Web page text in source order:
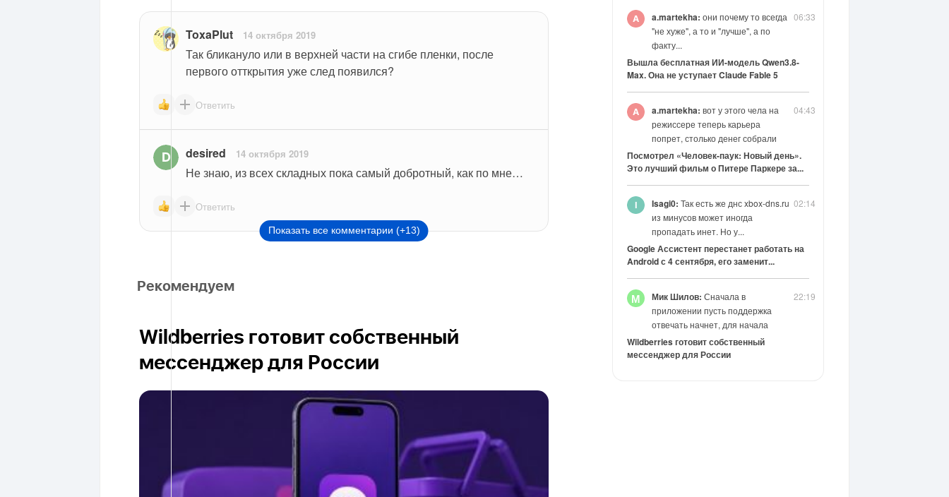
ToxaPlut 14 октября 2019
Так бликануло или в верхней части на сгибе пленки, после
первого отткрытия уже след появился?
Ответить
desired 14 октября 2019
Не знаю, из всех складных пока самый добротный, как по мне…
Ответить
Показать все комментарии (+13)
Рекомендуем
Wildberries готовит собственный
мессенджер для России
06:33
a.martekha: они почему то всегда
"не хуже", а то и "лучше", а по
факту...
Вышла бесплатная ИИ-модель Qwen3.8-
Max. Она не уступает Claude Fable 5
04:43
a.martekha: вот у этого чела на
режиссере теперь карьера
попрет, столько денег собрали
Посмотрел «Человек-паук: Новый день».
Это лучший фильм о Питере Паркере за...
02:14
Isagi0: Так есть же днс xbox-dns.ru
из минусов может иногда
пропадать инет. Но у...
Google Ассистент перестанет работать на
Android с 4 сентября, его заменит...
22:19
М Мик Шилов: Сначала в
приложении пусть поддержка
отвечать начнет, для начала
Wildberries готовит собственный
мессенджер для России